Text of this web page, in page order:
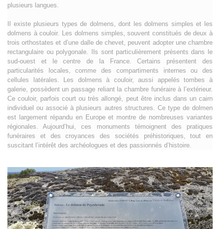
plusieurs langues.
Il existe plusieurs types de dolmens, dont les dolmens simples et les
dolmens à couloir. Les dolmens simples, souvent constitués de deux à
trois orthostates et d’une dalle de chevet, peuvent adopter une chambre
rectangulaire ou polygonale. Ils sont particulièrement présents dans le
sud-ouest et le centre de la France. Certains présentent des
particularités locales, comme des compartiments internes ou des
cellules latérales. Les dolmens à couloir, aussi appelés tombes à
galerie, possèdent un passage reliant la chambre funéraire à l’extérieur.
Ce couloir, parfois court ou très allongé, peut être inclus dans un cairn
individuel ou associé à plusieurs autres structures. Ce type de dolmen
est largement répandu en Europe et montre de nombreuses variantes
régionales. Aujourd’hui, ces monuments témoignent des pratiques
funéraires et des croyances des sociétés préhistoriques, tout en
suscitant l’intérêt des archéologues et des passionnés d’histoire.